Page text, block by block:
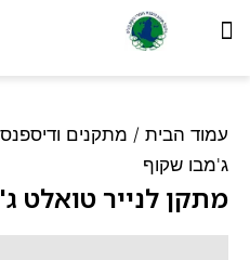
הבית /מתקנים ודיספנסרים/
שקוף
לנייר טואלט